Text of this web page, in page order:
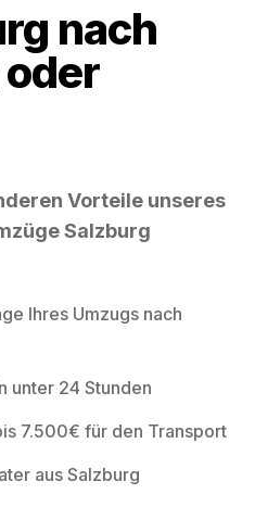
nach
Vorteile unseres
Salzburg
Ihres Umzugs nach
unter 24 Stunden
7.500€ für den Transport
aus Salzburg